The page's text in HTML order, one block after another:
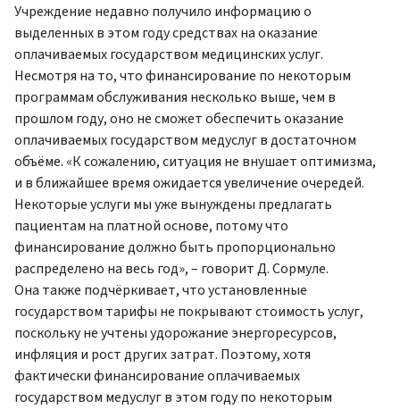
Учреждение недавно получило информацию о
выделенных в этом году средствах на оказание
оплачиваемых государством медицинских услуг.
Несмотря на то, что финансирование по некоторым
программам обслуживания несколько выше, чем в
прошлом году, оно не сможет обеспечить оказание
оплачиваемых государством медуслуг в достаточном
объёме. «К сожалению, ситуация не внушает оптимизма,
и в ближайшее время ожидается увеличение очередей.
Некоторые услуги мы уже вынуждены предлагать
пациентам на платной основе, потому что
финансирование должно быть пропорционально
распределено на весь год», – говорит Д. Сормуле.
Она также подчёркивает, что установленные
государством тарифы не покрывают стоимость услуг,
поскольку не учтены удорожание энергоресурсов,
инфляция и рост других затрат. Поэтому, хотя
фактически финансирование оплачиваемых
государством медуслуг в этом году по некоторым